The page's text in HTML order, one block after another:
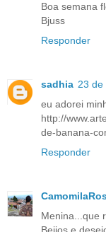
Boa semana
Bjuss
Responder
sadhia 23 de
eu adorei
http://
de-banana-
Responder
Menina...que